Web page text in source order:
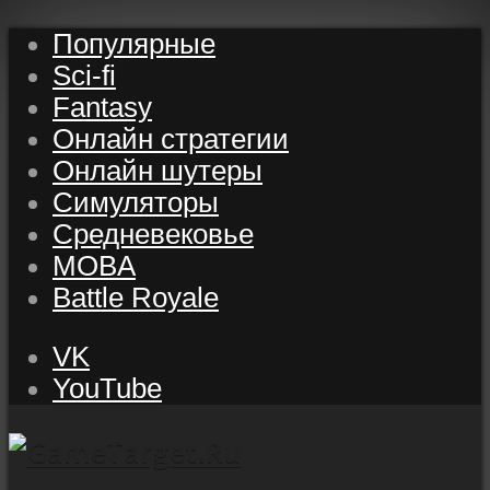
Популярные
Sci-fi
Fantasy
Онлайн стратегии
Онлайн шутеры
Симуляторы
Средневековье
MOBA
Battle Royale
VK
YouTube